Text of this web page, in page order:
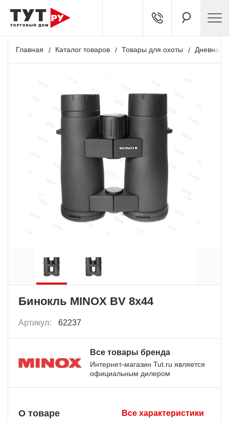
Главная Каталог товаров Товары для охоты Дневная
Бинокль MINOX BV 8x44
Артикул: 62237
Все товары бренда
Интернет-магазин Tut.ru является
официальным дилером
О товаре Все характеристики